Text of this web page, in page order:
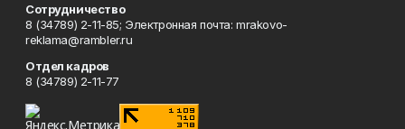
Сотрудничество
8 (34789) 2-11-85; Электронная почта: mrakovo-
reklama@rambler.ru
Отдел кадров
8 (34789) 2-11-77